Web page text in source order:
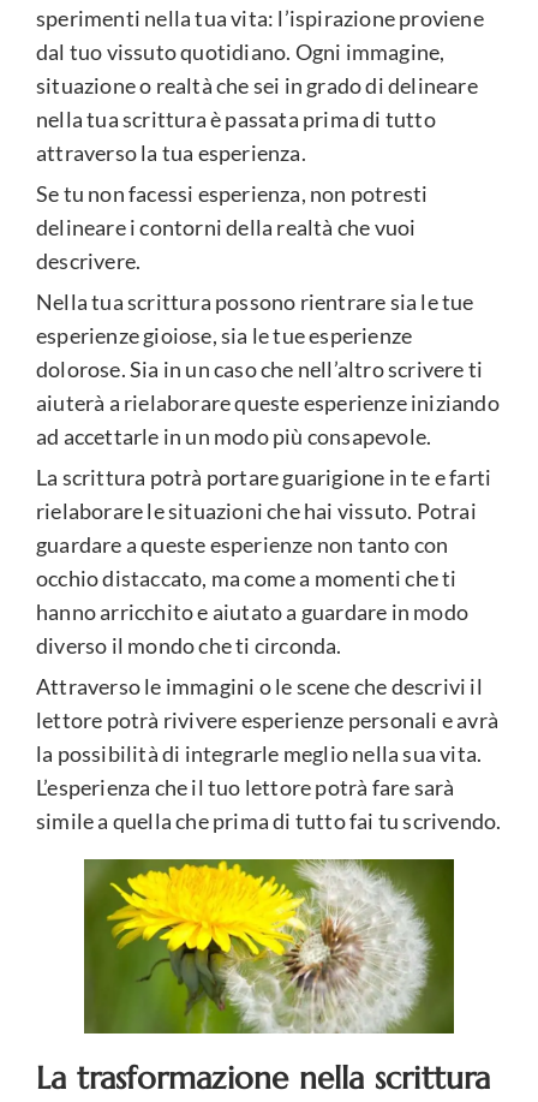
sperimenti nella tua vita: l’ispirazione proviene
dal tuo vissuto quotidiano. Ogni immagine,
situazione o realtà che sei in grado di delineare
nella tua scrittura è passata prima di tutto
attraverso la tua esperienza.
Se tu non facessi esperienza, non potresti
delineare i contorni della realtà che vuoi
descrivere.
Nella tua scrittura possono rientrare sia le tue
esperienze gioiose, sia le tue esperienze
dolorose. Sia in un caso che nell’altro scrivere ti
aiuterà a rielaborare queste esperienze iniziando
ad accettarle in un modo più consapevole.
La scrittura potrà portare guarigione in te e farti
rielaborare le situazioni che hai vissuto. Potrai
guardare a queste esperienze non tanto con
occhio distaccato, ma come a momenti che ti
hanno arricchito e aiutato a guardare in modo
diverso il mondo che ti circonda.
Attraverso le immagini o le scene che descrivi il
lettore potrà rivivere esperienze personali e avrà
la possibilità di integrarle meglio nella sua vita.
L’esperienza che il tuo lettore potrà fare sarà
simile a quella che prima di tutto fai tu scrivendo.
La trasformazione nella scrittura